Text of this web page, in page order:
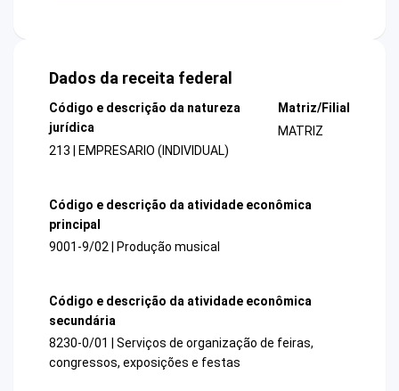
Dados da receita federal
Código e descrição da natureza
jurídica
213 | EMPRESARIO (INDIVIDUAL)
Matriz/Filial
MATRIZ
Código e descrição da atividade econômica
principal
9001-9/02 | Produção musical
Código e descrição da atividade econômica
secundária
8230-0/01 | Serviços de organização de feiras,
congressos, exposições e festas